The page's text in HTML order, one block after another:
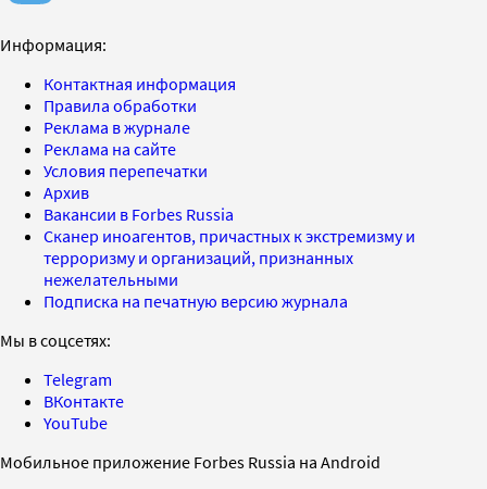
Информация:
Контактная информация
Правила обработки
Реклама в журнале
Реклама на сайте
Условия перепечатки
Архив
Вакансии в Forbes Russia
Сканер иноагентов, причастных к экстремизму и
терроризму и организаций, признанных
нежелательными
Подписка на печатную версию журнала
Мы в соцсетях:
Telegram
ВКонтакте
YouTube
Мобильное приложение Forbes Russia на Android